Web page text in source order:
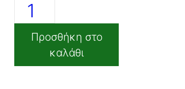
Προσθήκη στο
καλάθι